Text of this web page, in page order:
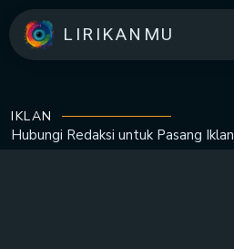
LIRIKANMU
IKLAN
Hubungi Redaksi untuk Pasang Iklan